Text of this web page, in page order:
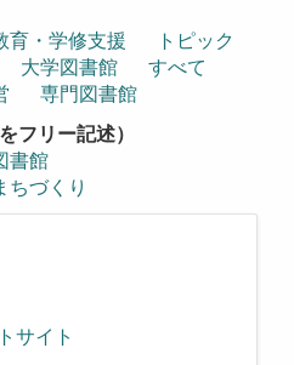
育・学修支援
トピック
大学図書館
すべて
専門図書館
フリー記述）
書館
ちづくり
サイト